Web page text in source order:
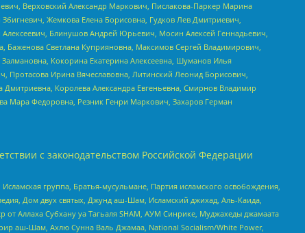
Верховский Александр Маркович, Пислакова-Паркер Марина
Жемкова Елена Борисовна, Гудков Лев Дмитриевич,
Блинушов Андрей Юрьевич, Мосин Алексей Геннадьевич,
Светлана Куприяновна, Максимов Сергей Владимирович,
Кокорина Екатерина Алексеевна, Шуманов Илья
Ирина Вячеславовна, Литинский Леонид Борисович,
Королева Александра Евгеньевна, Смирнов Владимир
Мара Федоровна, Резник Генри Маркович, Захаров Герман
с законодательством Российской Федерации
группа, Братья-мусульмане, Партия исламского освобождения,
Дом двух святых, Джунд аш-Шам, Исламский джихад, Аль-Каида,
Аллаха Субхану уа Тагьаля SHAM, АУМ Синрике, Муджахеды джамаата
аш-Шам, Ахлю Сунна Валь Джамаа, National Socialism/White Power,